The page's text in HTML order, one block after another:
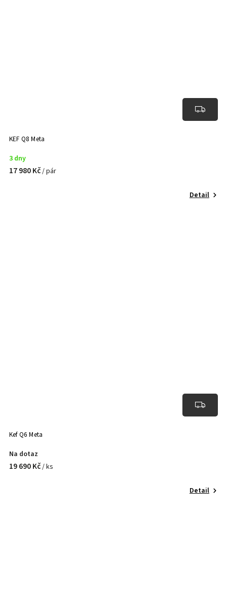
KEF Q8 Meta
3 dny
17 980 Kč/ pár
Detail
Kef Q6 Meta
Na dotaz
19 690 Kč/ ks
Detail